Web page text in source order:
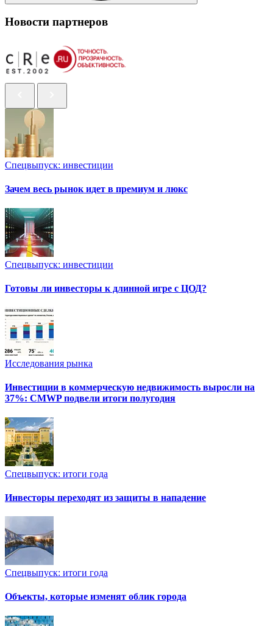
Новости партнеров
Спецвыпуск: инвестиции
Зачем весь рынок идет в премиум и люкс
Спецвыпуск: инвестиции
Готовы ли инвесторы к длинной игре с ЦОД?
Исследования рынка
Инвестиции в коммерческую недвижимость выросли на
37%: CMWP подвели итоги полугодия
Спецвыпуск: итоги года
Инвесторы переходят из защиты в нападение
Спецвыпуск: итоги года
Объекты, которые изменят облик города